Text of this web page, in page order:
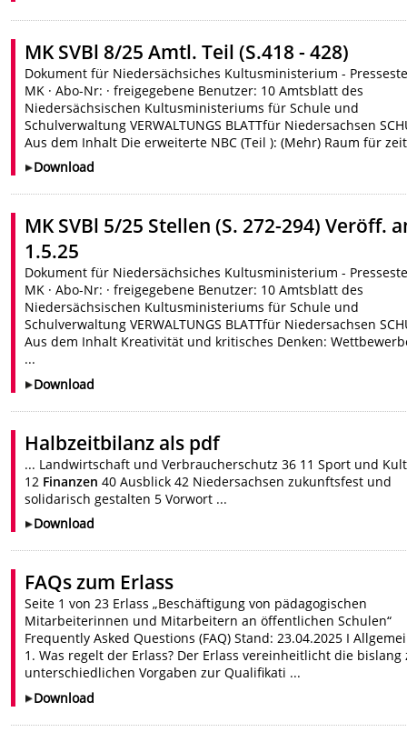
MK SVBl 8/25 Amtl. Teil (S.418 - 428)
Dokument für Niedersächsiches Kultusministerium -
MK · Abo-Nr: · freigegebene Benutzer: 10 Amtsblatt des
Niedersächsischen Kultusministeriums für Schule und
Schulverwaltung VERWALTUNGS BLATTfür Niedersachsen
Aus dem Inhalt Die erweiterte NBC (Teil ): (Mehr) Raum für
Download
MK SVBl 5/25 Stellen (S. 272-294) Veröff.
1.5.25
Dokument für Niedersächsiches Kultusministerium -
MK · Abo-Nr: · freigegebene Benutzer: 10 Amtsblatt des
Niedersächsischen Kultusministeriums für Schule und
Schulverwaltung VERWALTUNGS BLATTfür Niedersachsen
Aus dem Inhalt Kreativität und kritisches Denken:
...
Download
Halbzeitbilanz als pdf
... Landwirtschaft und Verbraucherschutz 36 11 Sport und
12 Finanzen 40 Ausblick 42 Niedersachsen zukunftsfest und
solidarisch gestalten 5 Vorwort ...
Download
FAQs zum Erlass
Seite 1 von 23 Erlass „Beschäftigung von pädagogischen
Mitarbeiterinnen und Mitarbeitern an öffentlichen Schulen“
Frequently Asked Questions (FAQ) Stand: 23.04.2025 I
1. Was regelt der Erlass? Der Erlass vereinheitlicht die bislang
unterschiedlichen Vorgaben zur Qualifikati ...
Download